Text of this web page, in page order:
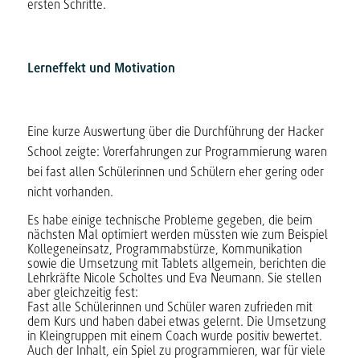
ersten Schritte.
Lerneffekt und Motivation
Eine kurze Auswertung über die Durchführung der Hacker
School zeigte: Vorerfahrungen zur Programmierung waren
bei fast allen Schülerinnen und Schülern eher gering oder
nicht vorhanden.
Es habe einige technische Probleme gegeben, die beim
nächsten Mal optimiert werden müssten wie zum Beispiel
Kollegeneinsatz, Programmabstürze, Kommunikation
sowie die Umsetzung mit Tablets allgemein, berichten die
Lehrkräfte Nicole Scholtes und Eva Neumann. Sie stellen
aber gleichzeitig fest:
Fast alle Schülerinnen und Schüler waren zufrieden mit
dem Kurs und haben dabei etwas gelernt. Die Umsetzung
in Kleingruppen mit einem Coach wurde positiv bewertet.
Auch der Inhalt, ein Spiel zu programmieren, war für viele